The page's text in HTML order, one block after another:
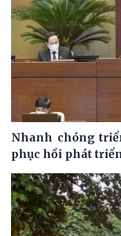
Nhanh chóng
phục hồi phát